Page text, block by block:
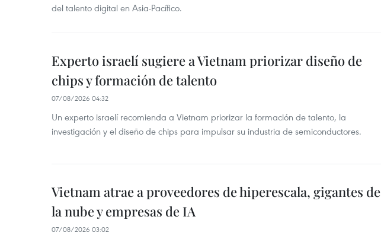
del talento digital en Asia-Pacífico.
Experto israelí sugiere a Vietnam priorizar diseño de
chips y formación de talento
07/08/2026 04:32
Un experto israelí recomienda a Vietnam priorizar la formación de talento, la
investigación y el diseño de chips para impulsar su industria de semiconductores.
Vietnam atrae a proveedores de hiperescala, gigantes de
la nube y empresas de IA
07/08/2026 03:02